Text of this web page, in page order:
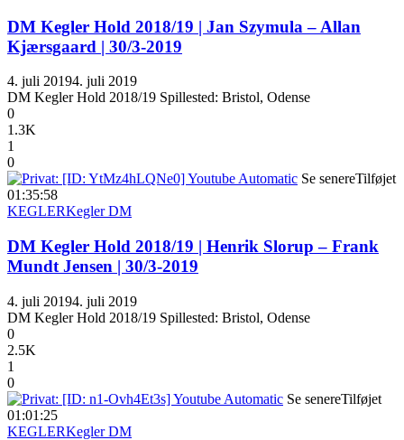
DM Kegler Hold 2018/19 | Jan Szymula – Allan
Kjærsgaard | 30/3-2019
4. juli 20194. juli 2019
DM Kegler Hold 2018/19 Spillested: Bristol, Odense
0
1.3K
1
0
Se senereTilføjet
01:35:58
KEGLERKegler DM
DM Kegler Hold 2018/19 | Henrik Slorup – Frank
Mundt Jensen | 30/3-2019
4. juli 20194. juli 2019
DM Kegler Hold 2018/19 Spillested: Bristol, Odense
0
2.5K
1
0
Se senereTilføjet
01:01:25
KEGLERKegler DM